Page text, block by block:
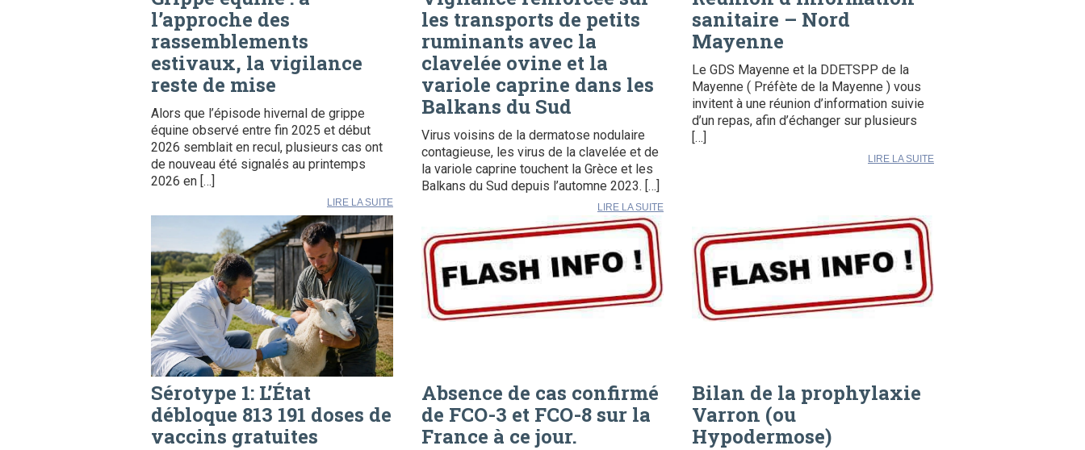
l’approche des
rassemblements
estivaux, la vigilance
reste de mise
Alors que l’épisode hivernal de grippe
équine observé entre fin 2025 et début
2026 semblait en recul, plusieurs cas ont
de nouveau été signalés au printemps
2026 en […]
LIRE LA SUITE
les transports de petits
ruminants avec la
clavelée ovine et la
variole caprine dans les
Balkans du Sud
Virus voisins de la dermatose nodulaire
contagieuse, les virus de la clavelée et de
la variole caprine touchent la Grèce et les
Balkans du Sud depuis l’automne 2023. […]
LIRE LA SUITE
sanitaire – Nord
Mayenne
Le GDS Mayenne et la DDETSPP de la
Mayenne ( Préfète de la Mayenne ) vous
invitent à une réunion d’information suivie
d’un repas, afin d’échanger sur plusieurs
[…]
LIRE LA SUITE
Sérotype 1: L’État
débloque 813 191 doses de
vaccins gratuites
Absence de cas confirmé
de FCO-3 et FCO-8 sur la
France à ce jour.
Bilan de la prophylaxie
Varron (ou
Hypodermose)